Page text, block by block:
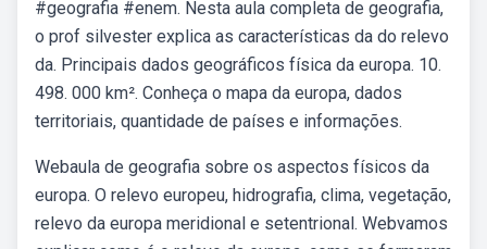
#geografia #enem. Nesta aula completa de geografia,
o prof silvester explica as características da do relevo
da. Principais dados geográficos física da europa. 10.
498. 000 km². Conheça o mapa da europa, dados
territoriais, quantidade de países e informações.
Webaula de geografia sobre os aspectos físicos da
europa. O relevo europeu, hidrografia, clima, vegetação,
relevo da europa meridional e setentrional. Webvamos